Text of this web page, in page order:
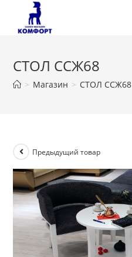
Перейти
содержимому
СТОЛ ССЖ68
> Магазин > СТОЛ ССЖ68
Предыдущий товар